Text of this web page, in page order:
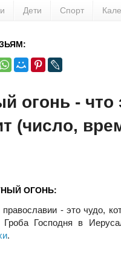
Дети Спорт
огонь - что
(число,
ОГОНЬ:
православии - это чудо,
Господня в
.